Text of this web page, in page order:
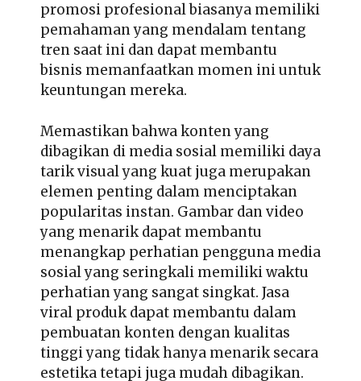
promosi profesional biasanya memiliki
pemahaman yang mendalam tentang
tren saat ini dan dapat membantu
bisnis memanfaatkan momen ini untuk
keuntungan mereka.
Memastikan bahwa konten yang
dibagikan di media sosial memiliki daya
tarik visual yang kuat juga merupakan
elemen penting dalam menciptakan
popularitas instan. Gambar dan video
yang menarik dapat membantu
menangkap perhatian pengguna media
sosial yang seringkali memiliki waktu
perhatian yang sangat singkat. Jasa
viral produk dapat membantu dalam
pembuatan konten dengan kualitas
tinggi yang tidak hanya menarik secara
estetika tetapi juga mudah dibagikan.